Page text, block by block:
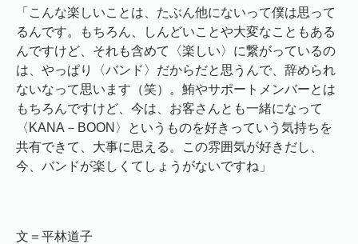
「こんな楽しいことは、たぶん他にないって僕は思って
るんです。もちろん、しんどいことや大変なこともある
んですけど、それも含めて〈楽しい〉に繋がっているの
は、やっぱり〈バンド〉だからだと思うんで、辞められ
ないなって思います（笑）。鮪やサポートメンバーとは
もちろんですけど、今は、お客さんとも一緒になって
〈KANA－BOON〉というものを好きっていう気持ちを
共有できて、大事に思える。この雰囲気が好きだし、
今、バンドが楽しくてしょうがないですね」
文＝平林道子